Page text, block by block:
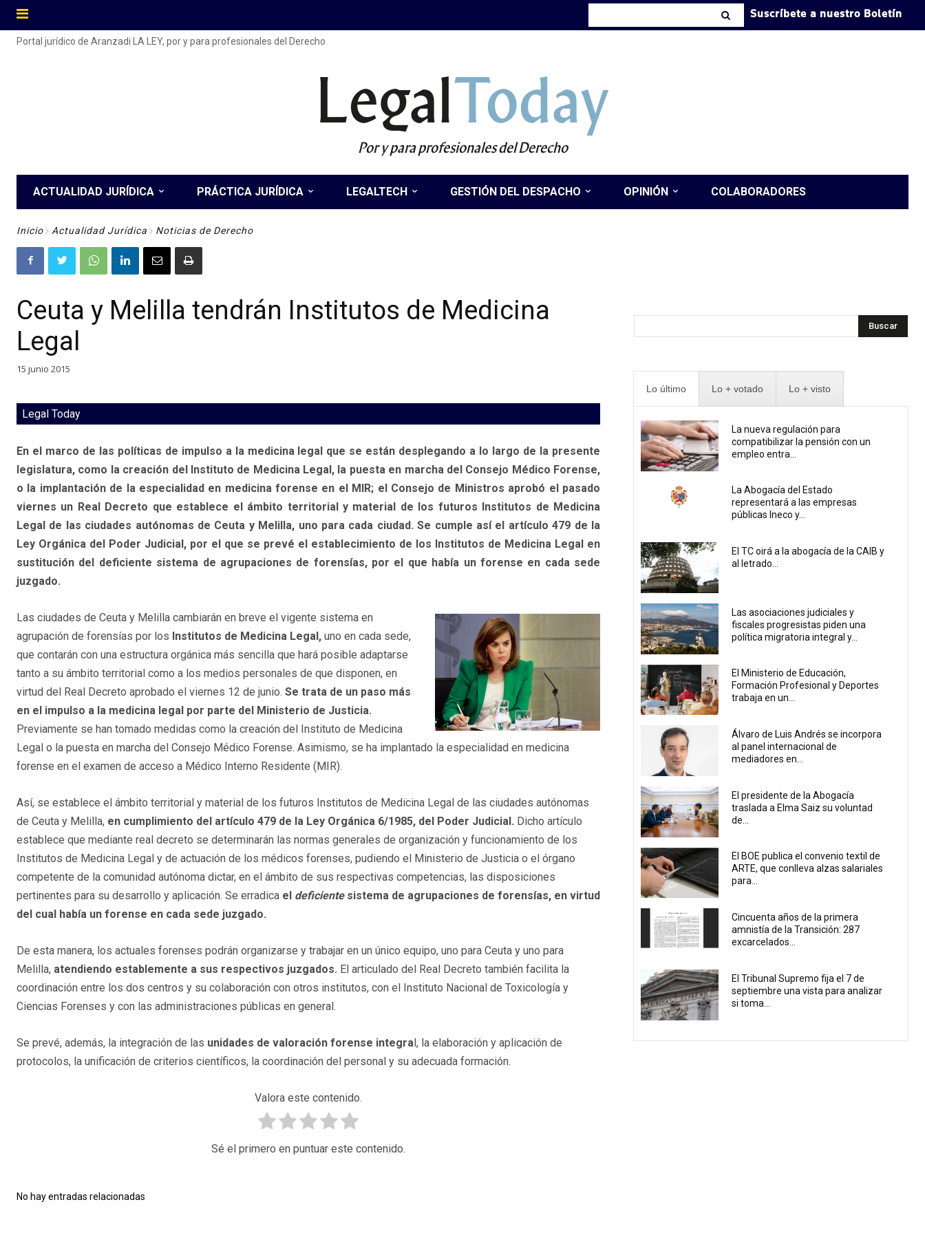
Suscríbete a nuestro Boletín
Portal jurídico de Aranzadi LA LEY, por y para profesionales del Derecho
LegalToday
Por y para profesionales del Derecho
ACTUALIDAD JURÍDICA PRÁCTICA JURÍDICA LEGALTECH GESTIÓN DEL DESPACHO OPINIÓN COLABORADORES
Inicio Actualidad Jurídica Noticias de Derecho
Ceuta y Melilla tendrán Institutos de Medicina
Legal
15 junio 2015
Legal Today
En el marco de las políticas de impulso a la medicina legal que se están desplegando a lo largo de la presente
legislatura, como la creación del Instituto de Medicina Legal, la puesta en marcha del Consejo Médico Forense,
o la implantación de la especialidad en medicina forense en el MIR; el Consejo de Ministros aprobó el pasado
viernes un Real Decreto que establece el ámbito territorial y material de los futuros Institutos de Medicina
Legal de las ciudades autónomas de Ceuta y Melilla, uno para cada ciudad. Se cumple así el artículo 479 de la
Ley Orgánica del Poder Judicial, por el que se prevé el establecimiento de los Institutos de Medicina Legal en
sustitución del deficiente sistema de agrupaciones de forensías, por el que había un forense en cada sede
juzgado.
Las ciudades de Ceuta y Melilla cambiarán en breve el vigente sistema en
agrupación de forensías por los Institutos de Medicina Legal, uno en cada sede,
que contarán con una estructura orgánica más sencilla que hará posible adaptarse
tanto a su ámbito territorial como a los medios personales de que disponen, en
virtud del Real Decreto aprobado el viernes 12 de junio. Se trata de un paso más
en el impulso a la medicina legal por parte del Ministerio de Justicia.
Previamente se han tomado medidas como la creación del Instituto de Medicina
Legal o la puesta en marcha del Consejo Médico Forense. Asimismo, se ha implantado la especialidad en medicina
forense en el examen de acceso a Médico Interno Residente (MIR).
Así, se establece el ámbito territorial y material de los futuros Institutos de Medicina Legal de las ciudades autónomas
de Ceuta y Melilla, en cumplimiento del artículo 479 de la Ley Orgánica 6/1985, del Poder Judicial. Dicho artículo
establece que mediante real decreto se determinarán las normas generales de organización y funcionamiento de los
Institutos de Medicina Legal y de actuación de los médicos forenses, pudiendo el Ministerio de Justicia o el órgano
competente de la comunidad autónoma dictar, en el ámbito de sus respectivas competencias, las disposiciones
pertinentes para su desarrollo y aplicación. Se erradica el deficiente sistema de agrupaciones de forensías, en virtud
del cual había un forense en cada sede juzgado.
De esta manera, los actuales forenses podrán organizarse y trabajar en un único equipo, uno para Ceuta y uno para
Melilla, atendiendo establemente a sus respectivos juzgados. El articulado del Real Decreto también facilita la
coordinación entre los dos centros y su colaboración con otros institutos, con el Instituto Nacional de Toxicología y
Ciencias Forenses y con las administraciones públicas en general.
Se prevé, además, la integración de las unidades de valoración forense integra l, la elaboración y aplicación de
protocolos, la unificación de criterios científicos, la coordinación del personal y su adecuada formación.
Valora este contenido.
Sé el primero en puntuar este contenido.
No hay entradas relacionadas
Buscar
Lo último Lo + votado Lo + visto
La nueva regulación para
compatibilizar la pensión con un
empleo entra...
La Abogacía del Estado
representará a las empresas
públicas Ineco y...
El TC oirá a la abogacía de la CAIB y
al letrado...
Las asociaciones judiciales y
fiscales progresistas piden una
política migratoria integral y...
El Ministerio de Educación,
Formación Profesional y Deportes
trabaja en un...
Álvaro de Luis Andrés se incorpora
al panel internacional de
mediadores en...
El presidente de la Abogacía
traslada a Elma Saiz su voluntad
de...
El BOE publica el convenio textil de
ARTE, que conlleva alzas salariales
para...
Cincuenta años de la primera
amnistía de la Transición: 287
excarcelados...
El Tribunal Supremo fija el 7 de
septiembre una vista para analizar
si toma...